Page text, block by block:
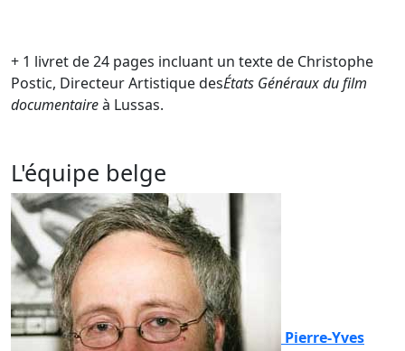
+ 1 livret de 24 pages incluant un texte de Christophe
Postic, Directeur Artistique desÉtats Généraux du film
documentaireà Lussas.
L'équipe belge
Pierre-Yves